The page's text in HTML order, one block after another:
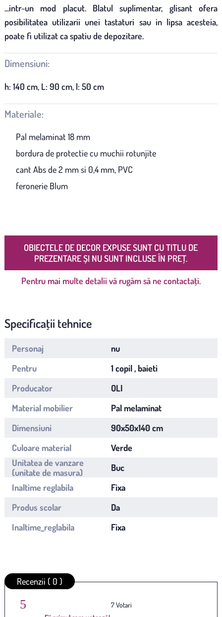
...intr~un mod placut. Blatul suplimentar, glisant ofera
posibilitatea utilizarii unei tastaturi sau in lipsa acesteia,
poate fi utilizat ca spatiu de depozitare.
Dimensiuni:
h: 140 cm, L: 90 cm, l: 50 cm
Materiale:
Pal melaminat 18 mm
bordura de protectie cu muchii rotunjite
cant Abs de 2 mm si 0,4 mm, PVC
feronerie Blum
OBIECTELE DE DECOR EXPUSE SUNT CU TITLU DE
PREZENTARE ȘI NU SUNT INCLUSE ÎN PREȚ.
Pentru mai multe detalii vă rugăm să ne contactați.
Specificații tehnice
Personaj
nu
Pentru
1 copil , baieti
Producator
OLI
Material mobilier
Pal melaminat
Dimensiuni
90x50x140 cm
Culoare material
Verde
Unitatea de vanzare
(unitate de masura)
Buc
Inaltime reglabila
Fixa
Produs scolar
Da
Inaltime_reglabila
Fixa
Average rating
5
/ 5. Vote
7
Recenzii ( 0 )